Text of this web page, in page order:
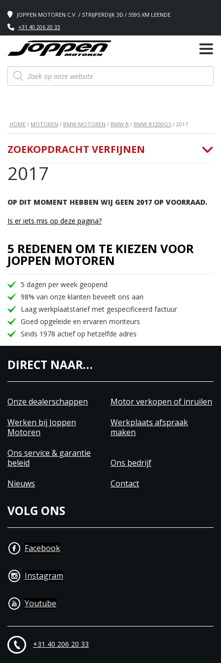
JOPPEN MOTOREN C.V. / STRIJPERDIJK 3D / 5595 XM LEENDE
+31 40 206 20 33
Producten
zoeken
HOME / MOTOREN / BMW MOTOREN / BMW R / BMW R1200GS / 2017
2017
OP DIT MOMENT HEBBEN WIJ GEEN 2017 OP VOORRAAD.
ZOEKOPDRACHT VERFIJNEN
Is er iets mis op deze pagina?
5 REDENEN OM TE KIEZEN VOOR
JOPPEN MOTOREN
5 dagen per week geopend
98% van onze klanten beveelt ons aan
Laag werkplaatstarief met gespecificeerd factuur
Goed opgeleide en ervaren monteurs
Sinds 1978 actief op hetzelfde adres
DIRECT NAAR…
Onze dealerschappen
Motor verkopen of inruilen
Werken bij Joppen
Motoren
Werkplaats afspraak
maken
Ons service & garantie
beleid
Ons bedrijf
Nieuws
Contact
VOLG ONS
Facebook
Instagram
Youtube
+31 40 206 20 33